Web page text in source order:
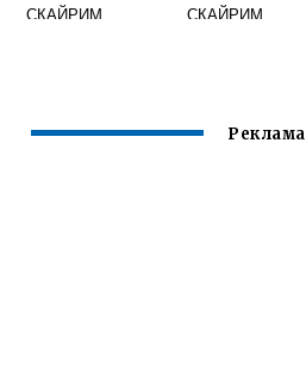
СКАЙРИМ
СКАЙРИМ
Реклама